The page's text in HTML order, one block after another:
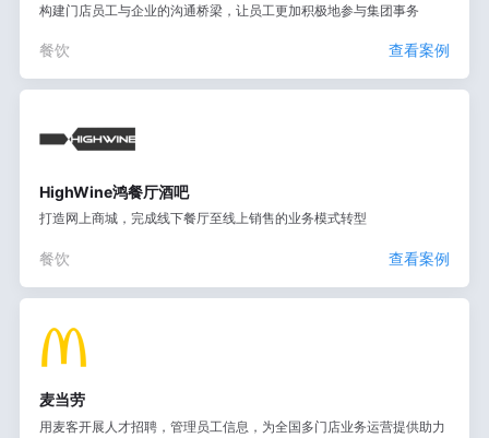
构建门店员工与企业的沟通桥梁，让员工更加积极地参与集团事务
餐饮 查看案例
HighWine鸿餐厅酒吧
打造网上商城，完成线下餐厅至线上销售的业务模式转型
餐饮 查看案例
麦当劳
用麦客开展人才招聘，管理员工信息，为全国多门店业务运营提供助力